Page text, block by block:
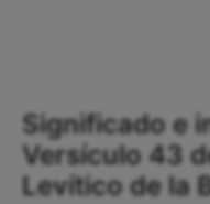
Significado e
Versículo 43
Levítico de la